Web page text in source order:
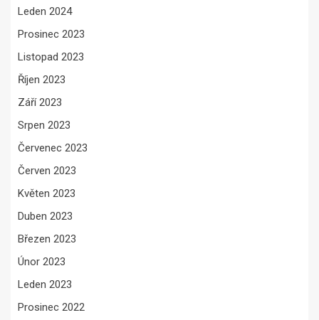
Leden 2024
Prosinec 2023
Listopad 2023
Říjen 2023
Září 2023
Srpen 2023
Červenec 2023
Červen 2023
Květen 2023
Duben 2023
Březen 2023
Únor 2023
Leden 2023
Prosinec 2022